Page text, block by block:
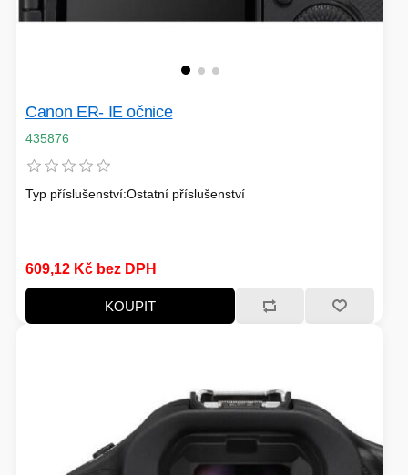
Canon ER- IE očnice
435876
Typ příslušenství:Ostatní příslušenství
609,12 Kč bez DPH
KOUPIT